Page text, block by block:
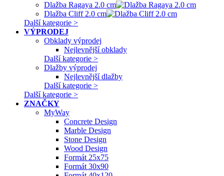
Dlažba Ragaya 2.0 cm
Dlažba Cliff 2.0 cm
Další kategorie >
VÝPRODEJ
Obklady výprodej
Nejlevnější obklady
Další kategorie >
Dlažby výprodej
Nejlevnější dlažby
Další kategorie >
Další kategorie >
ZNAČKY
MyWay
Concrete Design
Marble Design
Stone Design
Wood Design
Formát 25x75
Formát 30x90